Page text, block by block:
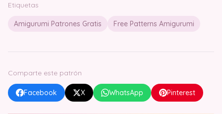
Etiquetas
Amigurumi Patrones Gratis Free Patterns Amigurumi
Comparte este patrón
Facebook X WhatsApp Pinterest